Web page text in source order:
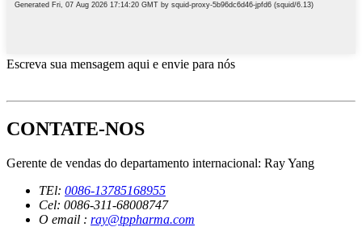
Escreva sua mensagem aqui e envie para nós
CONTATE-NOS
Gerente de vendas do departamento internacional: Ray Yang
TEl: 0086-13785168955
Cel: 0086-311-68008747
O email : ray@tppharma.com